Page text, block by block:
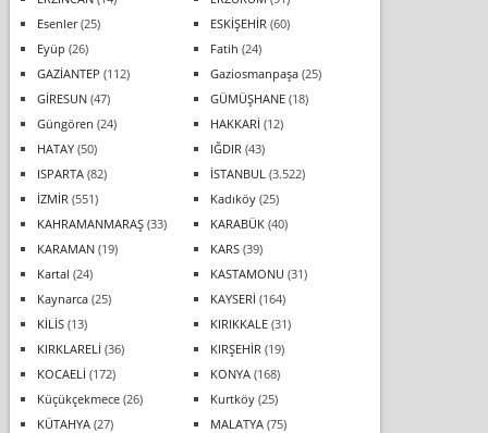
Esenler(25) ESKİŞEHİR (60)
Eyüp (26) Fatih (24)
GAZİANTEP (112) Gaziosmanpaşa(25)
GİRESUN(47) GÜMÜŞHANE(18)
Güngören (24) HAKKARİ (12)
HATAY(50) IĞDIR (43)
ISPARTA(82) İSTANBUL (3.522)
İZMİR (551) Kadıköy(25)
KAHRAMANMARAŞ(33) KARABÜK(40)
KARAMAN(19) KARS(39)
Kartal (24) KASTAMONU (31)
Kaynarca(25) KAYSERİ (164)
KİLİS(13) KIRIKKALE(31)
KIRKLARELİ (36) KIRŞEHİR (19)
KOCAELİ (172) KONYA(168)
Küçükçekmece(26) Kurtköy(25)
KÜTAHYA(27) MALATYA(75)